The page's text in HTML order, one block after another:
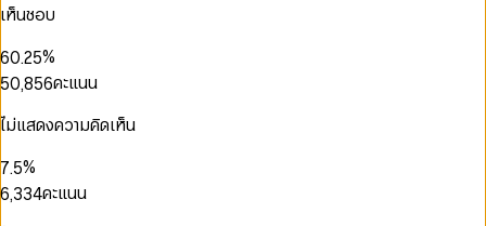
เห็นชอบ
4
6
7
8
9
0
1
2
3
4
5
6
7
.
0
2
3
4
5
6
7
8
9
3
5
6
7
8
9
%
2
4
5
7
9
0
2
4
5
6
,
5
7
8
2
4
5
7
9
3
4
5
6
8
คะแนน
ไม่แสดงความคิดเห็น
1
2
3
5
7
8
9
.
0
1
3
5
6
7
%
0
1
2
3
5
6,
0
2
3
0
1
2
3
0
1
2
3
4คะแนน
0
0
1
2